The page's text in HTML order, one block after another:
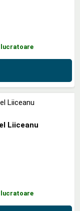
lucratoare
Liiceanu
lucratoare